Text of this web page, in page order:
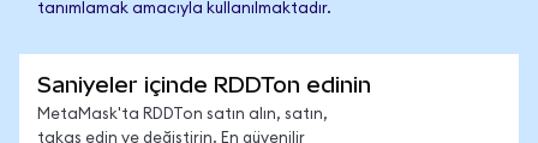
tanımlamak amacıyla kullanılmaktadır.
Saniyeler içinde RDDTon edinin
MetaMask'ta RDDTon satın alın, satın,
takas edin ve değiştirin. En güvenilir